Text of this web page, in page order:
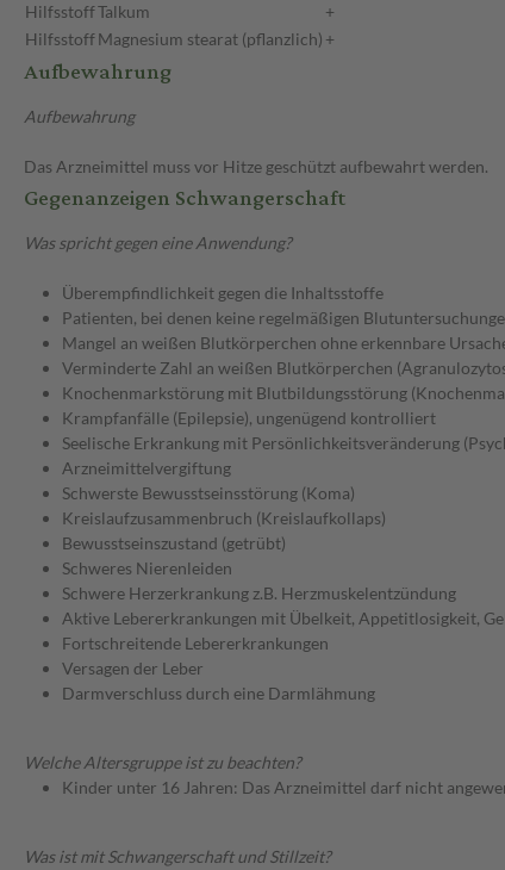
HilfsstoffTalkum
+
HilfsstoffMagnesium stearat (pflanzlich) +
Aufbewahrung
Aufbewahrung
Das Arzneimittel muss vor Hitze geschützt aufbewahrt werden.
Gegenanzeigen Schwangerschaft
Was spricht gegen eine Anwendung?
Überempfindlichkeit gegen die Inhaltsstoffe
Patienten, bei denen keine regelmäßigen
Mangel an weißen Blutkörperchen ohne erkennbare
Verminderte Zahl an weißen Blutkörperchen
Knochenmarkstörung mit Blutbildungsstörung
Krampfanfälle (Epilepsie), ungenügend kontrolliert
Seelische Erkrankung mit Persönlichkeitsveränderung
Arzneimittelvergiftung
Schwerste Bewusstseinsstörung (Koma)
Kreislaufzusammenbruch (Kreislaufkollaps)
Bewusstseinszustand (getrübt)
Schweres Nierenleiden
Schwere Herzerkrankung z.B. Herzmuskelentzündung
Aktive Lebererkrankungen mit Übelkeit, Appetitlosigkeit,
Fortschreitende Lebererkrankungen
Versagen der Leber
Darmverschluss durch eine Darmlähmung
Welche Altersgruppe ist zu beachten?
Kinder unter 16 Jahren: Das Arzneimittel darf nicht
Was ist mit Schwangerschaft und Stillzeit?